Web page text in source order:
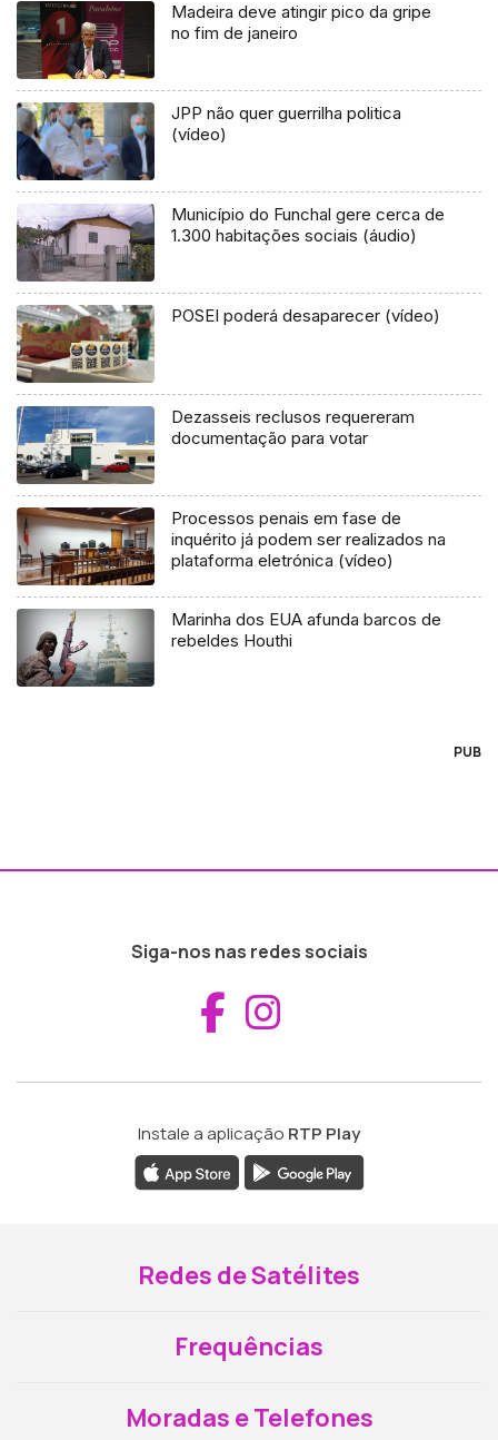
Madeira deve atingir pico da gripe
no fim de janeiro
JPP não quer guerrilha politica
(vídeo)
Município do Funchal gere cerca de
1.300 habitações sociais (áudio)
POSEI poderá desaparecer (vídeo)
Dezasseis reclusos requereram
documentação para votar
Processos penais em fase de
inquérito já podem ser realizados na
plataforma eletrónica (vídeo)
Marinha dos EUA afunda barcos de
rebeldes Houthi
PUB
Siga-nos nas redes sociais
Aceder ao
Instale a aplicação RTP Play
Redes de Satélites
Frequências
Moradas e Telefones